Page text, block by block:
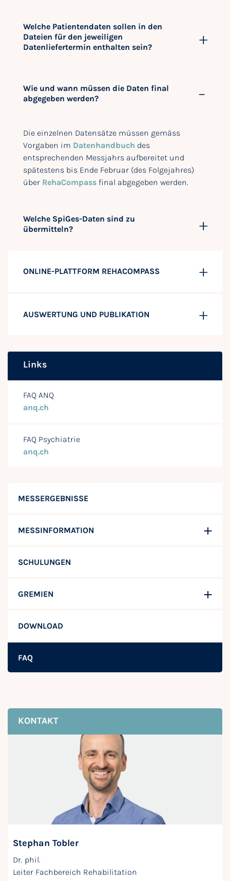
MESSERGEBNISSE
MESSINFORMATION
SCHULUNGEN
GREMIEN
DOWNLOAD
FAQ
KONTAKT
Stephan Tobler
Dr. phil.
Leiter Fachbereich Rehabilitation
Welche Patientendaten sollen in den
Dateien für den jeweiligen
Datenliefertermin enthalten sein?
Wie und wann müssen die Daten final
abgegeben werden?
Die einzelnen Datensätze müssen gemäss
Vorgaben im Datenhandbuch des
entsprechenden Messjahrs aufbereitet und
spätestens bis Ende Februar (des Folgejahres)
über RehaCompass final abgegeben werden.
Welche SpiGes-Daten sind zu
übermitteln?
ONLINE-PLATTFORM REHACOMPASS
AUSWERTUNG UND PUBLIKATION
Links
FAQ ANQ
anq.ch
FAQ Psychiatrie
anq.ch